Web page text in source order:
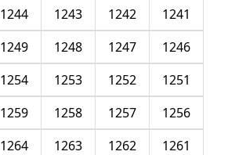
1241
1242
1243
1244
1246
1247
1248
1249
1251
1252
1253
1254
1256
1257
1258
1259
1261
1262
1263
1264